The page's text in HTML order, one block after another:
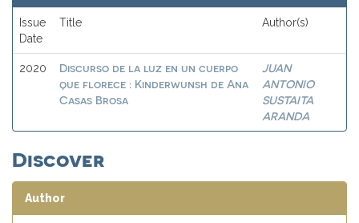
Issue
Date
Title Author(s)
2020
Discurso de la luz en un cuerpo
que florece : Kinderwunsh de Ana
Casas Brosa
JUAN
ANTONIO
SUSTAITA
ARANDA
Discover
Author